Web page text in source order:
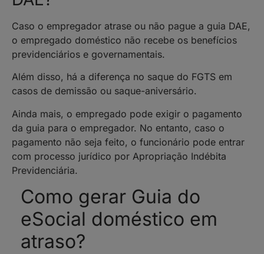
Caso o empregador atrase ou não pague a guia DAE,
o empregado doméstico não recebe os benefícios
previdenciários e governamentais.
Além disso, há a diferença no saque do FGTS em
casos de demissão ou saque-aniversário.
Ainda mais, o empregado pode exigir o pagamento
da guia para o empregador. No entanto, caso o
pagamento não seja feito, o funcionário pode entrar
com processo jurídico por Apropriação Indébita
Previdenciária.
Como gerar Guia do
eSocial doméstico em
atraso?